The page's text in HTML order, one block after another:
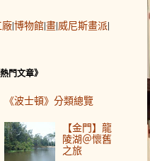
|博物館|畫|威尼斯畫派|
熱門文章》
《波士頓》分類總覽
【金門】龍
陵湖＠懷舊
之旅